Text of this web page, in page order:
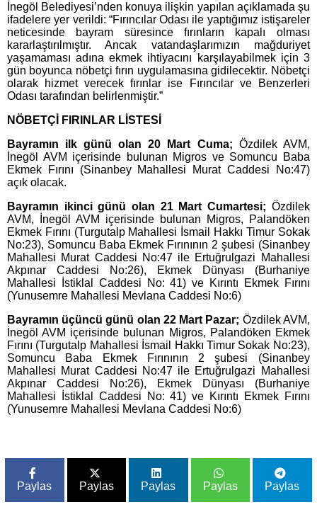
İnegöl Belediyesi’nden konuya ilişkin yapılan açıklamada şu
ifadelere yer verildi: “Fırıncılar Odası ile yaptığımız istişareler
neticesinde bayram süresince fırınların kapalı olması
kararlaştırılmıştır. Ancak vatandaşlarımızın mağduriyet
yaşamaması adına ekmek ihtiyacını karşılayabilmek için 3
gün boyunca nöbetçi fırın uygulamasına gidilecektir. Nöbetçi
olarak hizmet verecek fırınlar ise Fırıncılar ve Benzerleri
Odası tarafından belirlenmiştir.”
NÖBETÇİ FIRINLAR LİSTESİ
Bayramın ilk günü olan 20 Mart Cuma; Özdilek AVM,
İnegöl AVM içerisinde bulunan Migros ve Somuncu Baba
Ekmek Fırını (Sinanbey Mahallesi Murat Caddesi No:47)
açık olacak.
Bayramın ikinci günü olan 21 Mart Cumartesi; Özdilek
AVM, İnegöl AVM içerisinde bulunan Migros, Palandöken
Ekmek Fırını (Turgutalp Mahallesi İsmail Hakkı Timur Sokak
No:23), Somuncu Baba Ekmek Fırınının 2 şubesi (Sinanbey
Mahallesi Murat Caddesi No:47 ile Ertuğrulgazi Mahallesi
Akpınar Caddesi No:26), Ekmek Dünyası (Burhaniye
Mahallesi İstiklal Caddesi No: 41) ve Kırıntı Ekmek Fırını
(Yunusemre Mahallesi Mevlana Caddesi No:6)
Bayramın üçüncü günü olan 22 Mart Pazar; Özdilek AVM,
İnegöl AVM içerisinde bulunan Migros, Palandöken Ekmek
Fırını (Turgutalp Mahallesi İsmail Hakkı Timur Sokak No:23),
Somuncu Baba Ekmek Fırınının 2 şubesi (Sinanbey
Mahallesi Murat Caddesi No:47 ile Ertuğrulgazi Mahallesi
Akpınar Caddesi No:26), Ekmek Dünyası (Burhaniye
Mahallesi İstiklal Caddesi No: 41) ve Kırıntı Ekmek Fırını
(Yunusemre Mahallesi Mevlana Caddesi No:6)
Paylas Paylas Paylas Paylas Paylas